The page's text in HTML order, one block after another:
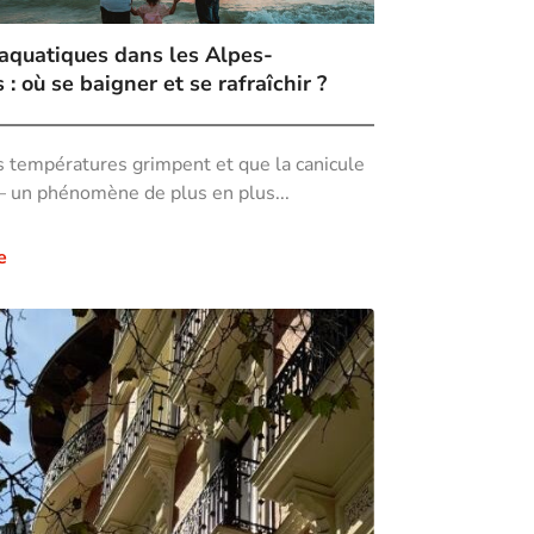
dans les Alpes-
: où se baigner et se rafraîchir ?
températures grimpent et que la canicule
phénomène de plus en plus...